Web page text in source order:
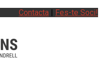
Contacta | Fes-te Soci!